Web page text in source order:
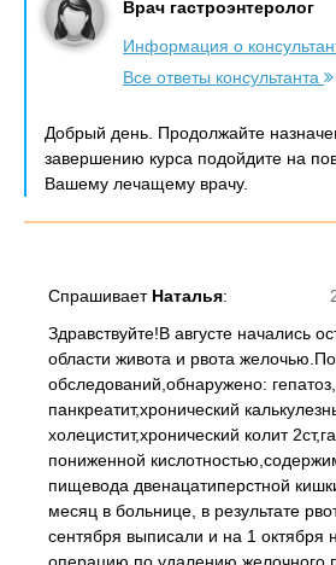
Врач гастроэнтеролог
Информация о
Все ответы консультанта
Добрый день. Продолжайте
завершению курса подойдите на
Вашему лечащему врачу.
Спрашивает Наталья:
Здравствуйте!В августе начались
области живота и рвота
обследований,обнаружено:
панкреатит,хронический
холецистит,хронический колит
пониженной
пищевода двенацатиперстной
месяц в больнице, в результате
сентября выписали и на 1 октября